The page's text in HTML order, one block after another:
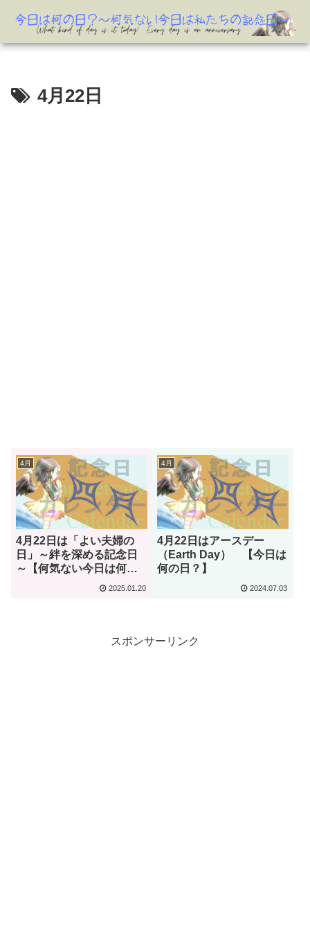
4月22日
4月
4月22日は「よい夫婦の
日」～絆を深める記念日
～【何気ない今日は何の
2025.01.20
4月
4月22日はアースデー
（Earth Day） 【今日は
何の日？】
2024.07.03
スポンサーリンク